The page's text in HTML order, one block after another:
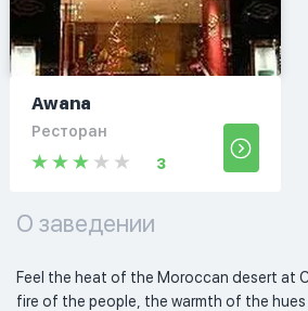
Awana
Ресторан
3
О заведении
Feel the heat of the Moroccan desert at
fire of the people, the warmth of the